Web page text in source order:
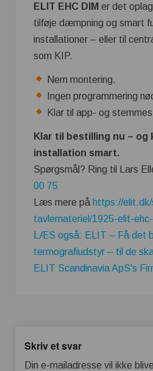
ELIT EHC DIM er det
tilføje dæmpning og smart
installationer – eller til
som KIP.
Nem montering.
Ingen programmering
Klar til app- og
Klar til bestilling nu – og
installation smart.
Spørgsmål? Ring til Lars
00 75
Læs mere på https://
tavlemateriel/1925-elit-
LÆS også: ELIT – Få det
termografiudstyr – til de
ELIT Scandinavia ApS's
Skriv et svar
Din e-mailadresse vil ikke